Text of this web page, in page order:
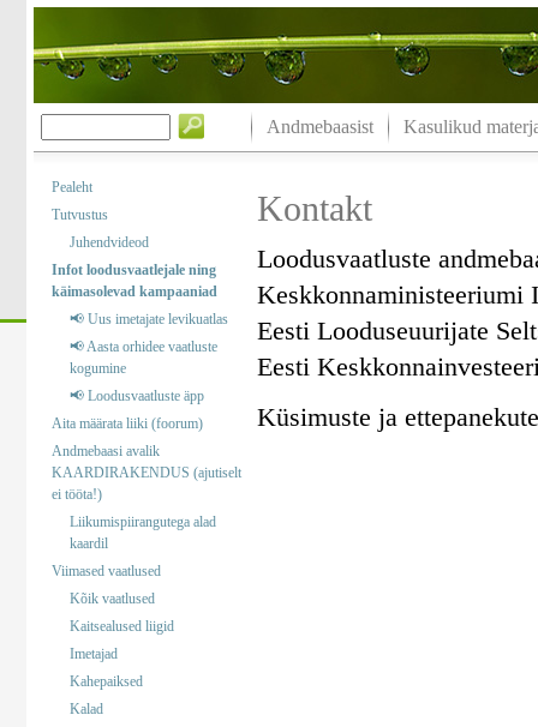
Andmebaasist Kasulikud
Pealeht
Tutvustus
Juhendvideod
Infot loodusvaatlejale ning
käimasolevad kampaaniad
📢 Uus imetajate levikuatlas
📢 Aasta orhidee vaatluste
kogumine
📢 Loodusvaatluste äpp
Aita määrata liiki (foorum)
Andmebaasi avalik
KAARDIRAKENDUS (ajutiselt
ei tööta!)
Liikumispiirangutega alad
kaardil
Viimased vaatlused
Kõik vaatlused
Kaitsealused liigid
Imetajad
Kahepaiksed
Kalad
Kontakt
Loodusvaatluste
Keskkonnaministeeriumi
Eesti Looduseuurijate
Eesti
Küsimuste ja